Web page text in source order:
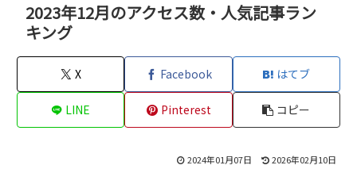
2023年12月のアクセス数・人気記事ラン
キング
X Facebook はてブ
LINE Pinterest コピー
2024年01月07日 2026年02月10日